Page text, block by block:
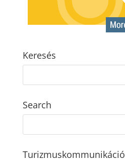
Keresés
Search
Turizmuskommunikáció